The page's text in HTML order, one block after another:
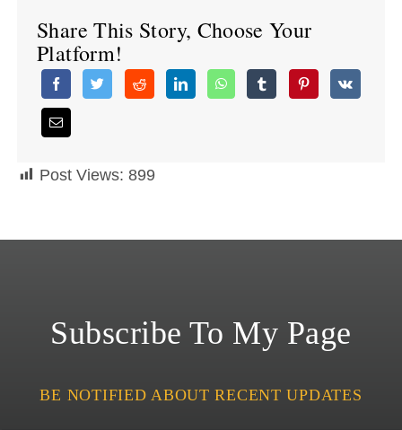
Share This Story, Choose Your
Platform!
Post Views: 899
Subscribe To My Page
BE NOTIFIED ABOUT RECENT UPDATES